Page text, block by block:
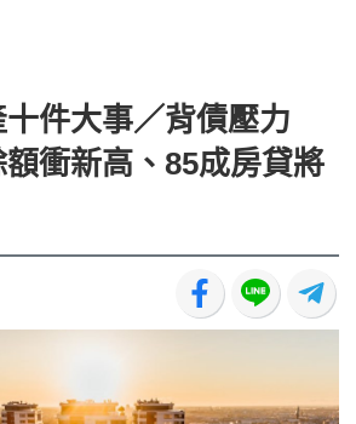
件大事／背債壓力
衝新高、85成房貸將